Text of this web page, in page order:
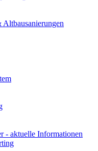
- aktuelle Informationen